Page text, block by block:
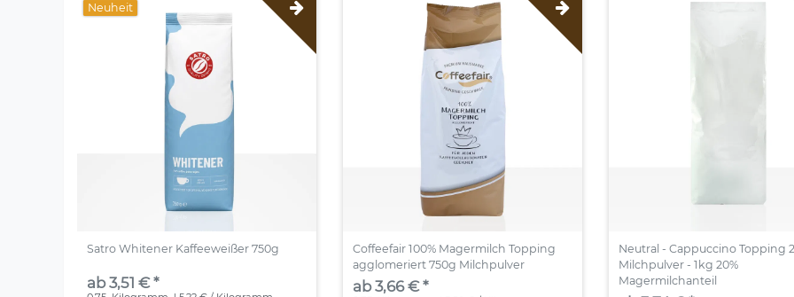
Neuheit
Satro Whitener Kaffeeweißer 750g
ab 3,51 € *
Coffeefair 100% Magermilch Topping
agglomeriert 750g Milchpulver
ab 3,66 € *
Neutral - Cappuccino Topping 2
Milchpulver - 1kg 20%
Magermilchanteil